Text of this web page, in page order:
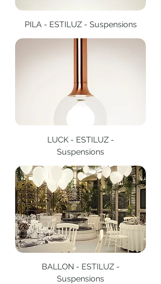
PILA - ESTILUZ - Suspensions
LUCK - ESTILUZ -
Suspensions
BALLON - ESTILUZ -
Suspensions